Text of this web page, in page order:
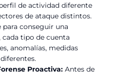
de actividad diferente
de ataque distintos.
para conseguir una
cada tipo de cuenta
anomalías, medidas
Proactiva: Antes de